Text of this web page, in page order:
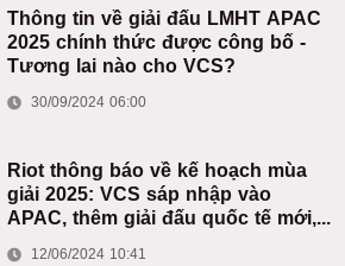
Thông tin về giải đấu LMHT APAC
2025 chính thức được công bố -
Tương lai nào cho VCS?
30/09/2024 06:00
Riot thông báo về kế hoạch mùa
giải 2025: VCS sáp nhập vào
APAC, thêm giải đấu quốc tế mới,...
12/06/2024 10:41